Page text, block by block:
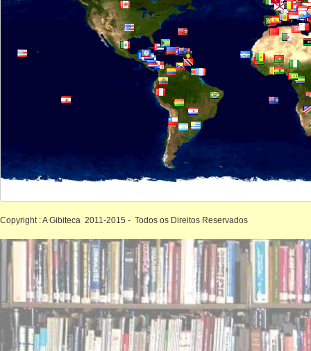
Copyright : A Gibiteca 2011-2015 - Todos os Direitos Reservados